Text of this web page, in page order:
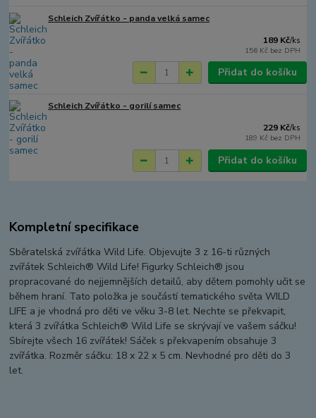
Schleich Zvířátko - panda velká samec
189 Kč/ks
156 Kč bez DPH
Přidat do košíku
Schleich Zvířátko - gorilí samec
229 Kč/ks
189 Kč bez DPH
Přidat do košíku
Kompletní specifikace
Sběratelská zvířátka Wild Life. Objevujte 3 z 16-ti různých
zvířátek Schleich® Wild Life! Figurky Schleich® jsou
propracované do nejjemnějších detailů, aby dětem pomohly učit se
během hraní. Tato položka je součástí tematického světa WILD
LIFE a je vhodná pro děti ve věku 3-8 let. Nechte se překvapit,
která 3 zvířátka Schleich® Wild Life se skrývají ve vašem sáčku!
Sbírejte všech 16 zvířátek! Sáček s překvapením obsahuje 3
zvířátka. Rozměr sáčku: 18 x 22 x 5 cm. Nevhodné pro děti do 3
let.